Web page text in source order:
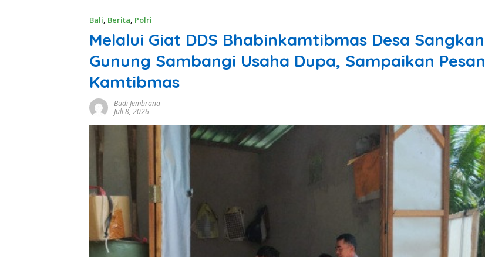
Bali, Berita, Polri
Melalui Giat DDS Bhabinkamtibmas Desa Sangkan
Gunung Sambangi Usaha Dupa, Sampaikan Pesan
Kamtibmas
Budi Jembrana
Juli 8, 2026